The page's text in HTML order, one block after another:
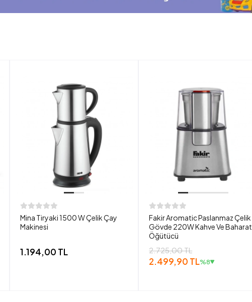
Mina Tiryaki 1500 W Çelik Çay
Makinesi
1.194,00 TL
Fakir Aromatic Paslanmaz Çelik
Gövde 220W Kahve Ve Baharat
Öğütücü
2.725,00 TL
2.499,90 TL%8